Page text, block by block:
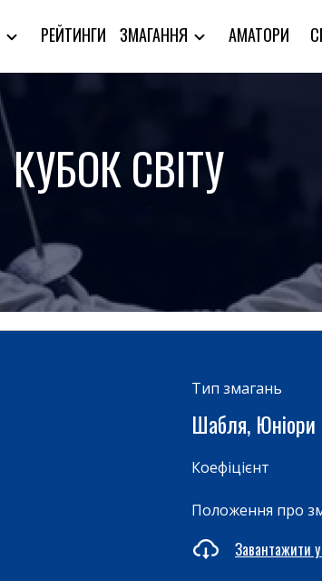
РЕЙТИНГИ ЗМАГАННЯ АМАТОРИ
КУБОК СВІТУ
Тип змагань
Шабля, Юніори
Коефіцієнт
Положення про
Завантажити